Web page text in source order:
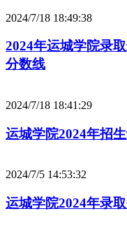
2024/7/18 18:49:38
2024年运城学院录
分数线
2024/7/18 18:41:29
运城学院2024年招
2024/7/5 14:53:32
运城学院2024年录